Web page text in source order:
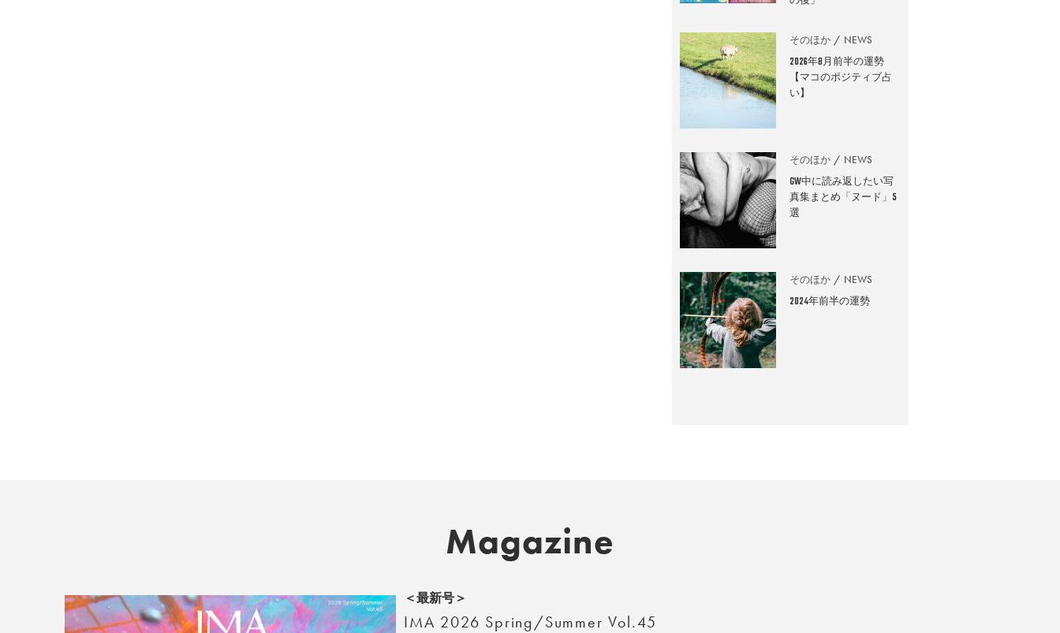
そのほか NEWS
2026年8月前半の運勢
【マコのポジティブ占
い】
そのほか NEWS
GW中に読み返したい写
真集まとめ「ヌード」5
選
そのほか NEWS
2024年前半の運勢
Magazine
＜最新号＞
IMA 2026 Spring/Summer Vol.45